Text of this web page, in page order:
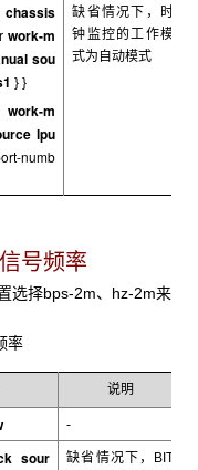
chassis
work-m
sou
} }
work-m
lpu
numb
缺省情况下，时
钟监控的工作模
式为自动模式
号频率
选择bps-2m、hz-2m来
率
说明
-
sour
缺省情况下，BIT